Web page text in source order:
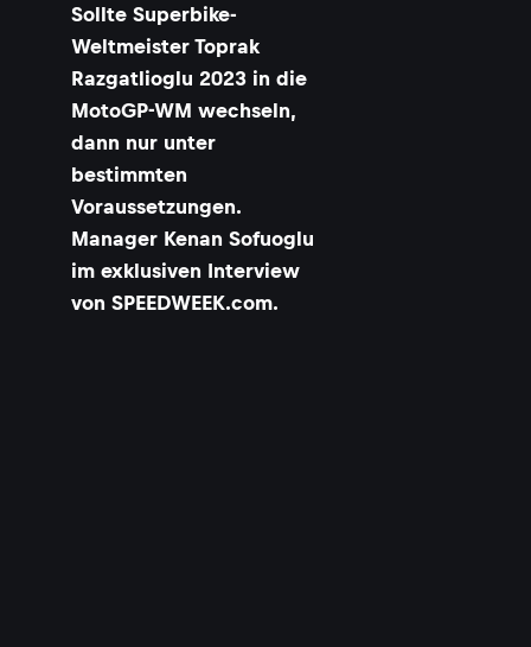
Sollte Superbike-
Weltmeister Toprak
Razgatlioglu 2023 in die
MotoGP-WM wechseln,
dann nur unter
bestimmten
Voraussetzungen.
Manager Kenan Sofuoglu
im exklusiven Interview
von SPEEDWEEK.com.